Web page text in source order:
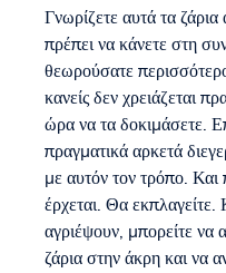
Γνωρίζετε αυτά τα
πρέπει να κάνετε στη
θεωρούσατε
κανείς δεν χρειάζεται
ώρα να τα δοκιμάσετε.
πραγματικά αρκετά
με αυτόν τον τρόπο. Και
έρχεται. Θα
αγριέψουν, μπορείτε να
ζάρια στην άκρη και να